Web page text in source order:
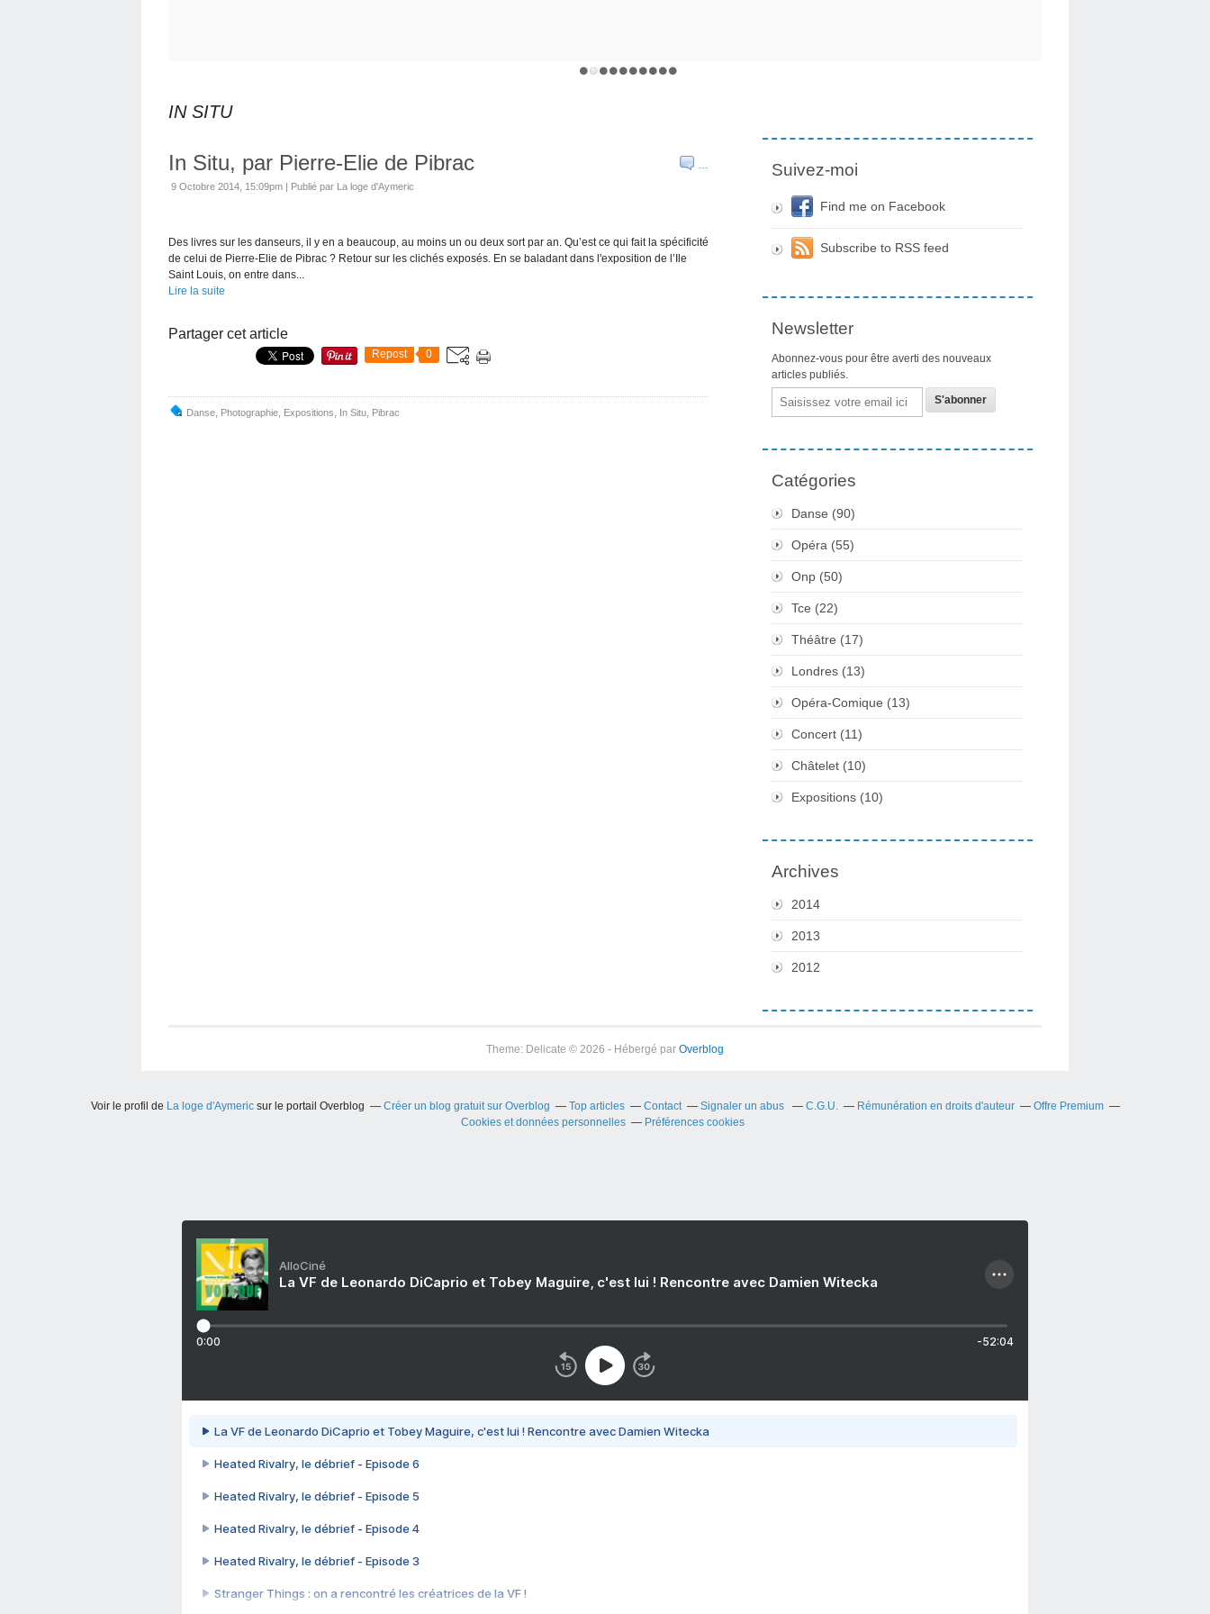
IN SITU
…
In Situ, par Pierre-Elie de Pibrac
9 Octobre 2014, 15:09pm | Publié par La loge d'Aymeric
Des livres sur les danseurs, il y en a beaucoup, au moins un ou deux sort par an. Qu’est ce qui fait la spécificité
de celui de Pierre-Elie de Pibrac ? Retour sur les clichés exposés. En se baladant dans l'exposition de l’Ile
Saint Louis, on entre dans...
Lire la suite
Partager cet article
Repost 0
Danse Photographie Expositions In Situ Pibrac
Suivez-moi
Find me on Facebook
Subscribe to RSS feed
Newsletter
Abonnez-vous pour être averti des nouveaux
articles publiés.
Email
Catégories
Danse (90)
Opéra (55)
Onp (50)
Tce (22)
Théâtre (17)
Londres (13)
Opéra-Comique (13)
Concert (11)
Châtelet (10)
Expositions (10)
Archives
2014
2013
2012
Theme: Delicate © 2026 - Hébergé par Overblog
Voir le profil de La loge d'Aymericsur le portail Overblog Créer un blog gratuit sur Overblog Top articles Contact Signaler un abus C.G.U. Rémunération en droits d'auteur
Offre Premium
Cookies et données personnelles
Préférences cookies
AlloCiné
La VF de Leonardo DiCaprio et Tobey Maguire, c'est lui ! Rencontre avec Damien Witecka
0:00 -52:04
La VF de Leonardo DiCaprio et Tobey Maguire, c'est lui ! Rencontre avec Damien Witecka
Heated Rivalry, le débrief - Episode 6
Heated Rivalry, le débrief - Episode 5
Heated Rivalry, le débrief - Episode 4
Heated Rivalry, le débrief - Episode 3
Stranger Things : on a rencontré les créatrices de la VF !